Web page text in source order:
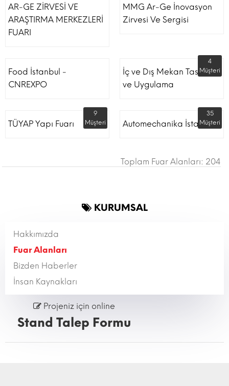
AR-GE ZİRVESİ VE
ARAŞTIRMA MERKEZLERİ
FUARI
MMG Ar-Ge İnovasyon
Zirvesi Ve Sergisi
Food İstanbul -
CNREXPO
İç ve Dış Mekan Tasarım
ve Uygulama
4
Müşteri
TÜYAP Yapı Fuarı
9
Müşteri
Automechanika İstanbul
35
Müşteri
Toplam Fuar Alanları: 204
KURUMSAL
Hakkımızda
Fuar Alanları
Bizden Haberler
İnsan Kaynakları
Projeniz için online
Stand Talep Formu